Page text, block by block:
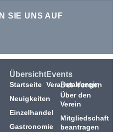
SIE UNS AUF
Übersicht
Startseite
Neuigkeiten
Einzelhandel
Gastronomie
Events
Veranstaltungen
Der Verein
Über den
Verein
Mitgliedschaft
beantragen